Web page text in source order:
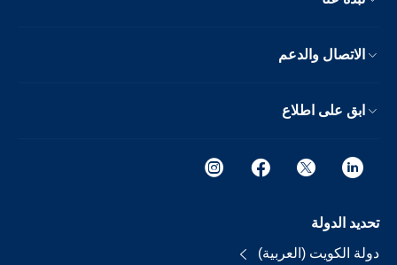
الاتصال والدعم
ابق على اطلاع
تحديد الدولة
دولة الكويت (العربية)